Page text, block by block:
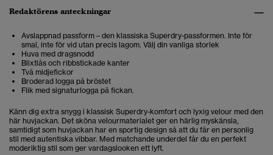
Redaktörens anteckningar
Avslappnad passform – den klassiska Superdry-passformen. Inte för
smal, inte för vid utan precis lagom. Välj din vanliga storlek
Huva med dragsnodd
Blixtlås och ribbstickade kanter
Två midjefickor
Broderad logga på bröstet
Flik med signaturlogga på fickan.
Känn dig extra snygg i klassisk Superdry-komfort och lyxig velour med den
här huvjackan. Det sköna velourmaterialet ger en härlig myskänsla,
samtidigt som huvjackan har en sportig design så att du får en personlig
stil med autentiska vibbar. Med matchande underdel får du en perfekt
moderiktig stil som ger vardagslooken ett lyft.